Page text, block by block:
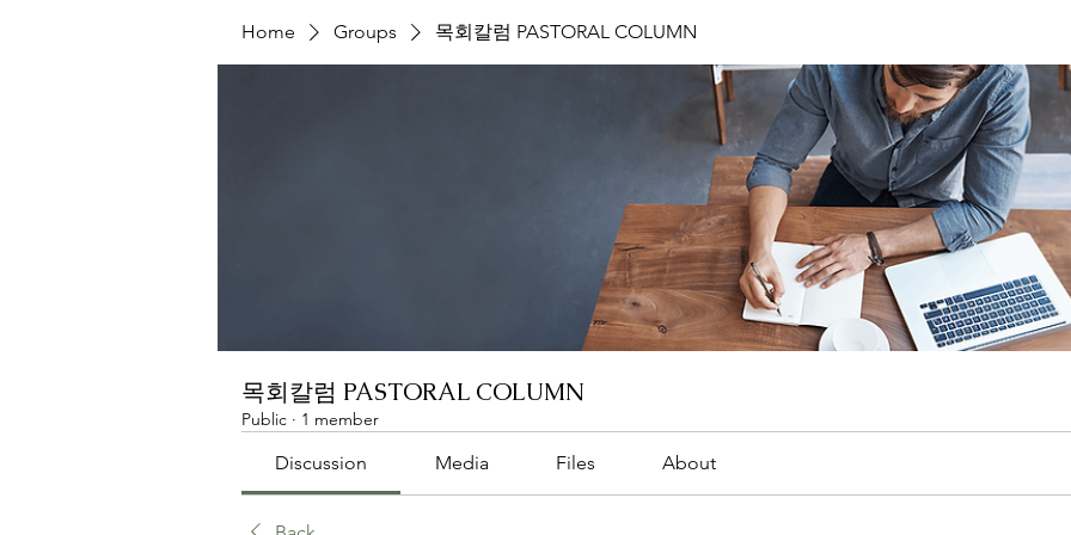
Home Groups 목회칼럼 PASTORAL COLUMN
목회칼럼 PASTORAL COLUMN
Public · 1 member
Discussion Media Files About